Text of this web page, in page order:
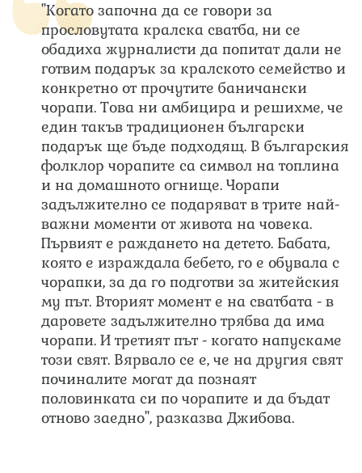
"Когато започна да се говори за
прословутата кралска сватба, ни се
обадиха журналисти да попитат дали не
готвим подарък за кралското семейство и
конкретно от прочутите баничански
чорапи. Това ни амбицира и решихме, че
един такъв традиционен български
подарък ще бъде подходящ. В българския
фолклор чорапите са символ на топлина
и на домашното огнище. Чорапи
задължително се подаряват в трите най-
важни моменти от живота на човека.
Първият е раждането на детето. Бабата,
която е израждала бебето, го е обувала с
чорапки, за да го подготви за житейския
му път. Вторият момент е на сватбата - в
даровете задължително трябва да има
чорапи. И третият път - когато напускаме
този свят. Вярвало се е, че на другия свят
починалите могат да познаят
половинката си по чорапите и да бъдат
отново заедно", разказва Джибова.